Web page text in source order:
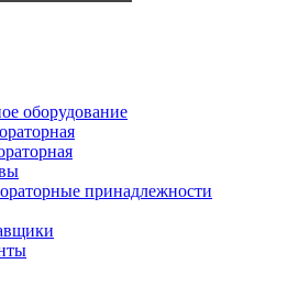
оборудование
принадлежности